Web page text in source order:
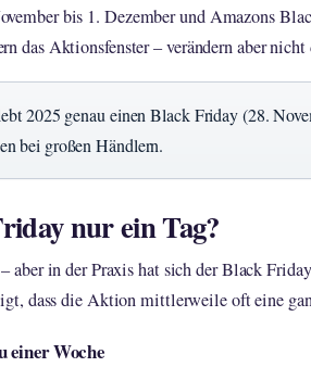
bis 1. Dezember und Amazons
das Aktionsfenster – verändern aber
2025 genau einen Black Friday (28.
bei großen Händlern.
nur ein Tag?
aber in der Praxis hat sich der Black
dass die Aktion mittlerweile oft eine
einer Woche